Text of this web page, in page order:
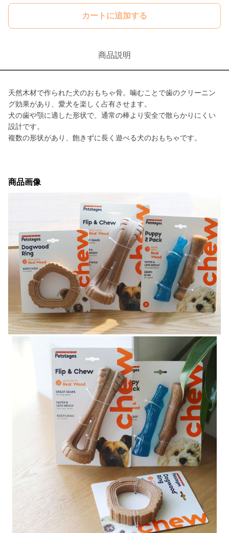
カートに追加する
商品説明
天然木材で作られた犬のおもちゃ骨。噛むことで歯のクリーニン
グ効果があり、愛犬を楽しく占有させます。
犬の歯や顎に適した形状で、通常の棒より安全で散らかりにくい
設計です。
複数の形状があり、飽きずに長く遊べる犬のおもちゃです。
商品画像